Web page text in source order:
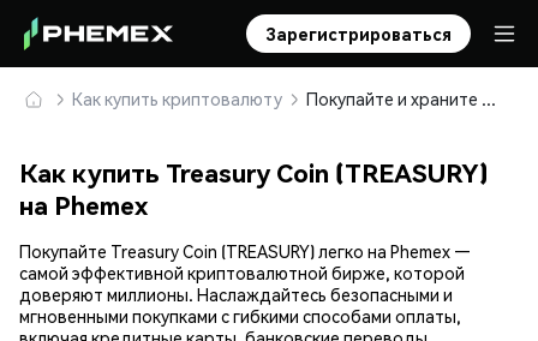
Зарегистрироваться
Как купить криптовалюту Покупайте и храните Treasury Coin (TREASURY) безопасно
Как купить Treasury Coin (TREASURY)
на Phemex
Покупайте Treasury Coin (TREASURY) легко на Phemex —
самой эффективной криптовалютной бирже, которой
доверяют миллионы. Наслаждайтесь безопасными и
мгновенными покупками с гибкими способами оплаты,